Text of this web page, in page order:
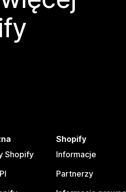
Shopify
Shopify
Informacje
Partnerzy